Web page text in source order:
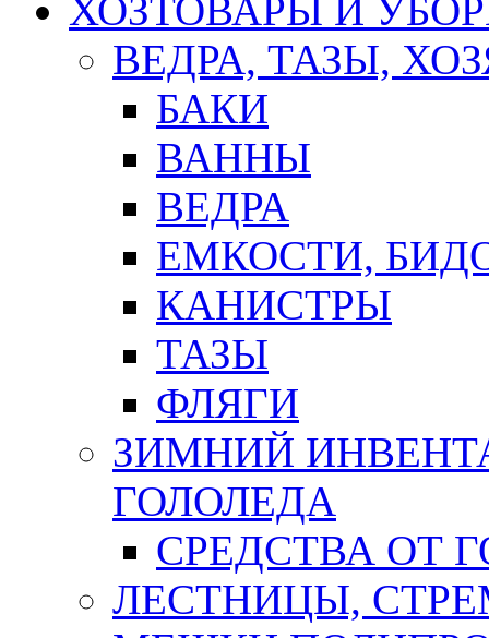
ХОЗТОВАРЫ И
ВЕДРА, ТАЗЫ,
БАКИ
ВАННЫ
ВЕДРА
ЕМКОСТИ,
КАНИСТРЫ
ТАЗЫ
ФЛЯГИ
ЗИМНИЙ
ГОЛОЛЕДА
СРЕДСТВА ОТ
ЛЕСТНИЦЫ,